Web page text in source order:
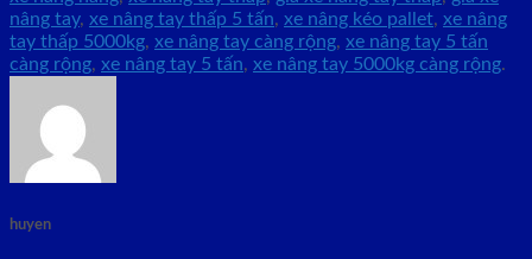
nâng tay, xe nâng tay thấp 5 tấn, xe nâng kéo pallet, xe nâng
tay thấp 5000kg, xe nâng tay càng rộng, xe nâng tay 5 tấn
càng rộng, xe nâng tay 5 tấn, xe nâng tay 5000kg càng rộng.
huyen